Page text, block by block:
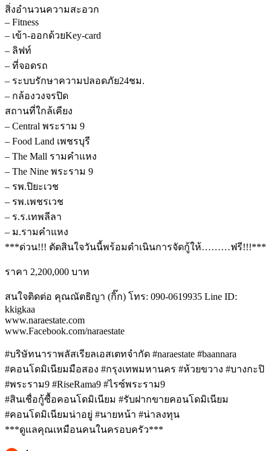
สิ่งอำนวนความสะอวก
– Fitness
– เข้า-ออกด้วยKey-card
– ลิฟท์
– ที่จอดรถ
– ระบบรักษาความปลอดภัย24ชม.
– กล้องวงจรปิด
สถานที่ใกล้เคียง
– Central พระราม 9
– Food Land เพชรบุรี
– The Mall รามคำแหง
– The Nine พระราม 9
– รพ.ปิยะเวช
– รพ.เพชรเวช
– ร.ร.เทพลีลา
– ม.รามคำแหง
***ด่วน!!! ตัดสินใจวันนี้พร้อมดำเนินการจัดกู้ให้………ฟรี!!!***
ราคา 2,200,000 บาท
สนใจติดต่อ คุณณัตธิญา (กิ๊ก) โทร: 090-0619935 Line ID:
kkigkaa
www.naraestate.com
www.Facebook.com/naraestate
#บริษัทนาราพลัสเรียลเอสเตทจำกัด #naraestate #baannara
#คอนโดมิเนียมมือสอง #กรุงเทพมหานคร #ห้วยขวาง #บางกะปิ
#พระราม9 #RiseRama9 #ไรซ์พระราม9
#สินเชื่อกู้ซื้อคอนโดมิเนียม #รับฝากขายคอนโดมิเนียม
#คอนโดมิเนียมน่าอยู่ #นายหน้า #น่าลงทุน
***ดูแลคุณเหมือนคนในครอบครัว***